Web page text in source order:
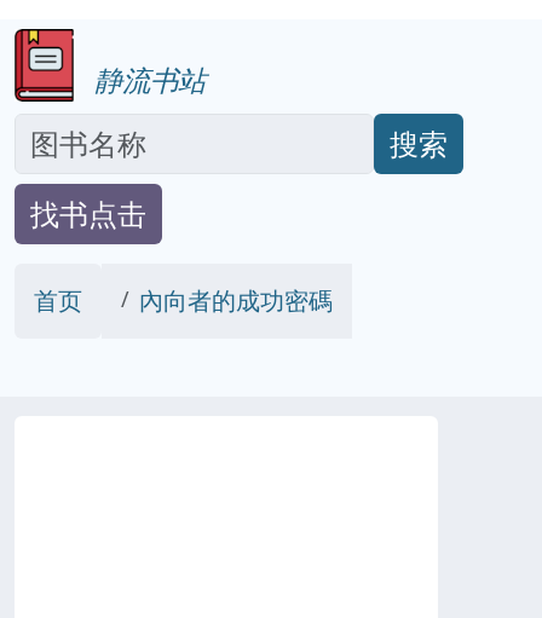
静流书站
搜索
找书点击
首页 內向者的成功密碼